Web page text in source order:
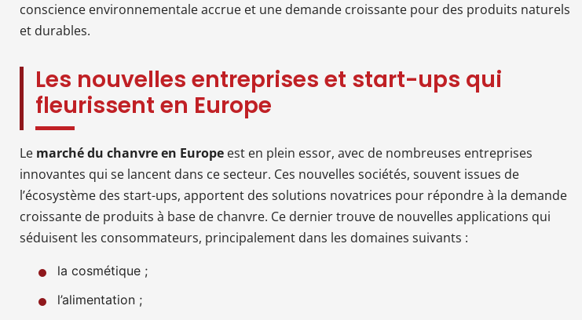
conscience environnementale accrue et une demande croissante pour des produits naturels
et durables.
Les nouvelles entreprises et start-ups qui
fleurissent en Europe
Le marché du chanvre en Europe est en plein essor, avec de nombreuses entreprises
innovantes qui se lancent dans ce secteur. Ces nouvelles sociétés, souvent issues de
l’écosystème des start-ups, apportent des solutions novatrices pour répondre à la demande
croissante de produits à base de chanvre. Ce dernier trouve de nouvelles applications qui
séduisent les consommateurs, principalement dans les domaines suivants :
la cosmétique ;
l’alimentation ;